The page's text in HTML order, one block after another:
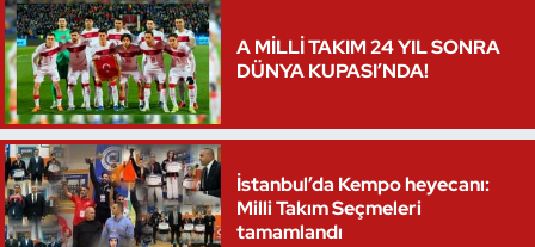
A MİLLİ TAKIM 24 YIL SONRA
DÜNYA KUPASI’NDA!
İstanbul’da Kempo heyecanı:
Milli Takım Seçmeleri
tamamlandı